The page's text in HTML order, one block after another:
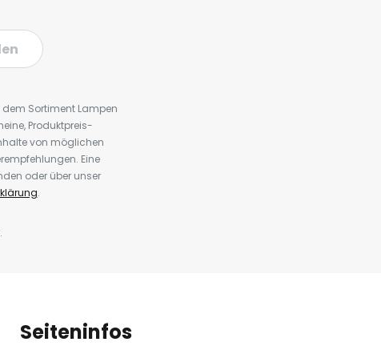
Sortiment Lampen
Produktpreis-
von möglichen
Eine
oder über unser
.
.
Seiteninfos